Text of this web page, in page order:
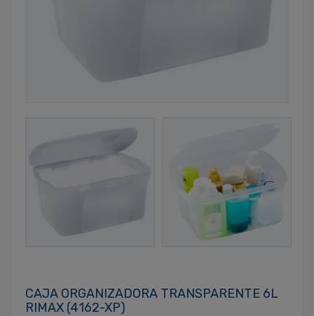
CAJA ORGANIZADORA TRANSPARENTE 6L
RIMAX (4162-XP)